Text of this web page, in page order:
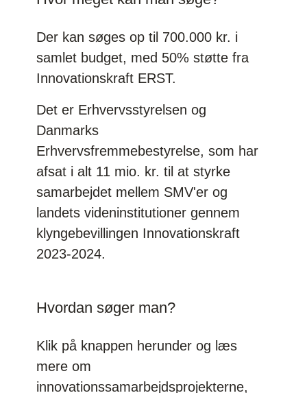
Der kan søges op til 700.000 kr. i
samlet budget, med 50% støtte fra
Innovationskraft ERST.
Det er Erhvervsstyrelsen og
Danmarks
Erhvervsfremmebestyrelse, som har
afsat i alt 11 mio. kr. til at styrke
samarbejdet mellem SMV'er og
landets videninstitutioner gennem
klyngebevillingen Innovationskraft
2023-2024.
Hvordan søger man?
Klik på knappen herunder og læs
mere om
innovationssamarbejdsprojekterne,